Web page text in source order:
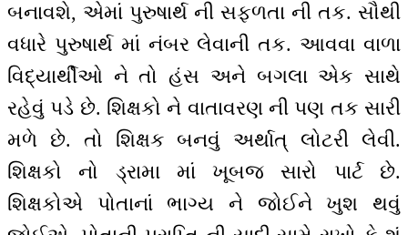
બનાવશે, એમાં પુરુષાર્થ ની સફળતા ની તક. સૌથી
વધારે પુરુષાર્થ માં નંબર લેવાની તક. આવવા વાળા
વિદ્યાર્થીઓ ને તો હંસ અને બગલા એક સાથે
રહેવું પડે છે. શિક્ષકો ને વાતાવરણ ની પણ તક સારી
મળે છે. તો શિક્ષક બનવું અર્થાત્ લોટરી લેવી.
શિક્ષકો નો ડ્રામા માં ખૂબજ સારો પાર્ટ છે.
શિક્ષકોએ પોતાનાં ભાગ્ય ને જોઈને ખુશ થવું